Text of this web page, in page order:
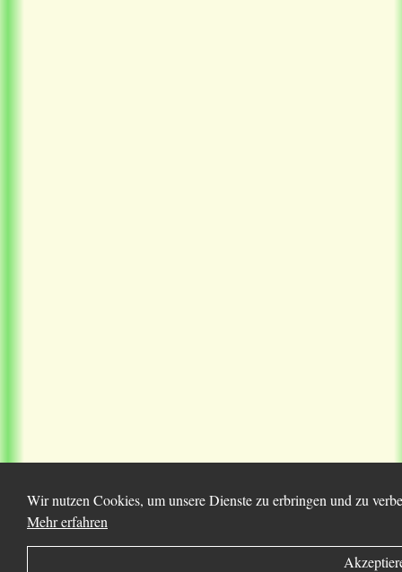
Wir nutzen Cookies, um unsere Dienste zu erbringen und zu
Mehr erfahren